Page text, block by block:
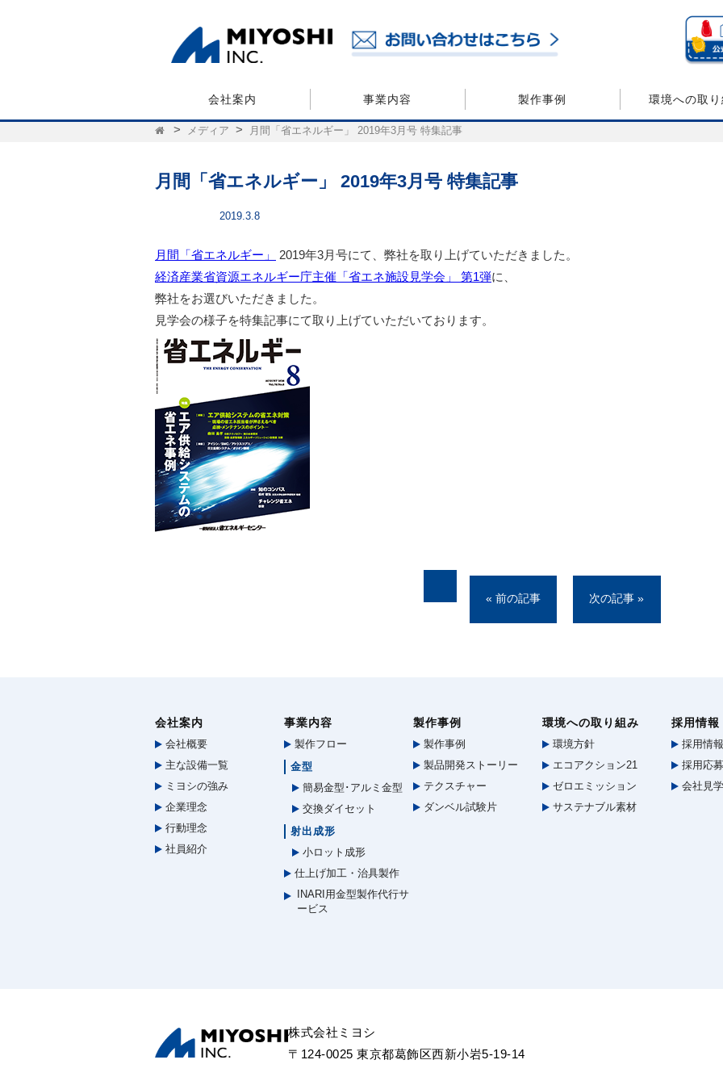
会社案内 事業内容 製作事例 環境への取り
メディア 月間「省エネルギー」 2019年3月号 特集記事
月間「省エネルギー」 2019年3月号 特集記事
2019.3.8
月間「省エネルギー」
2019年3月号にて、弊社を取り上げていただきました。
経済産業省資源エネルギー庁主催「省エネ施設見学会」 第1弾に、
弊社をお選びいただきました。
見学会の様子を特集記事にて取り上げていただいております。
« 前の記事 次の記事 »
会社案内
会社概要
主な設備一覧
ミヨシの強み
企業理念
行動理念
社員紹介
事業内容
製作フロー
金型
簡易金型･アルミ金型
交換ダイセット
射出成形
小ロット成形
仕上げ加工・治具製作
INARI用金型製作代行サ
ービス
製作事例
製作事例
製品開発ストーリー
テクスチャー
ダンベル試験片
環境への取り組み
環境方針
エコアクション21
ゼロエミッション
サステナブル素材
採用情報
採用情報
採用応
会社見学
株式会社ミヨシ
〒124-0025 東京都葛飾区西新小岩5-19-14